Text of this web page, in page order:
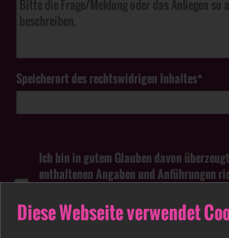
Diese Webseite verwendet
Speicherort des rechtswidrigen Inhaltes*
Ich bin in gutem Glauben davon
enthaltenen Angaben und Anführungen
rechtswidrigen Inhalten können strafbar